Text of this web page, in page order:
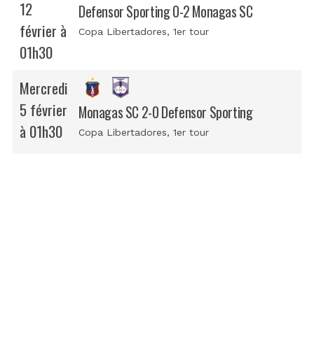
12
février à
01h30
Defensor Sporting 0-2 Monagas SC
Copa Libertadores, 1er tour
Mercredi
5 février
à 01h30
Monagas SC 2-0 Defensor Sporting
Copa Libertadores, 1er tour